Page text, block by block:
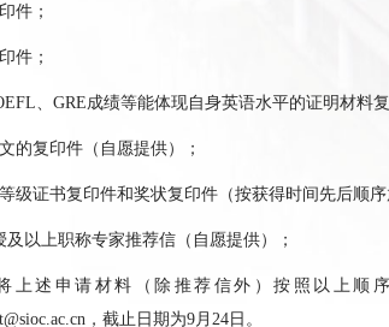
件；
件；
、 GRE成绩等能体现自身英语水平的证明材料
的复印件（自愿提供）；
级证书复印件和奖状复印件（按获得时间先后顺序
及以上职称专家推荐信（自愿提供）；
申请材料（除推荐信外）按照以上顺序
，截止日期为9月 24 日。